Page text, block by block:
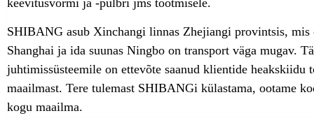
keevitusvormi ja -pulbri jms tootmisele.
SHIBANG asub Xinchangi linnas Zhejiangi provintsis, mis
Shanghai ja ida suunas Ningbo on transport väga mugav.
juhtimissüsteemile on ettevõte saanud klientide heakskiidu
maailmast. Tere tulemast SHIBANGi külastama, ootame
kogu maailma.